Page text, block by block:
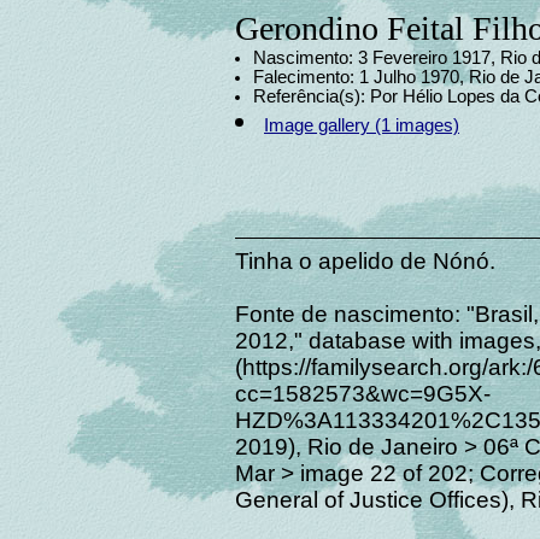
Gerondino Feital
Nascimento: 3 Fevereiro 1917, Rio
Falecimento: 1 Julho 1970, Rio de
Referência(s): Por Hélio Lopes da
Image gallery (1 images)
Tinha o apelido de Nónó.
Fonte de nascimento:
2012," database with
(https://familysearch.org/
cc=1582573&wc=9G5X-
2019), Rio de Janeiro > 06ª
Mar > image 22 of 202;
General of Justice Offices),